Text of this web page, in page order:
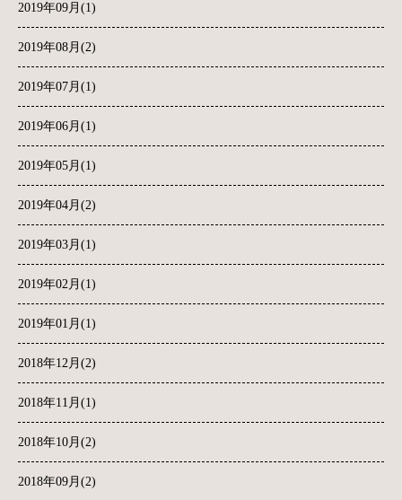
2019年09月(1)
2019年08月(2)
2019年07月(1)
2019年06月(1)
2019年05月(1)
2019年04月(2)
2019年03月(1)
2019年02月(1)
2019年01月(1)
2018年12月(2)
2018年11月(1)
2018年10月(2)
2018年09月(2)